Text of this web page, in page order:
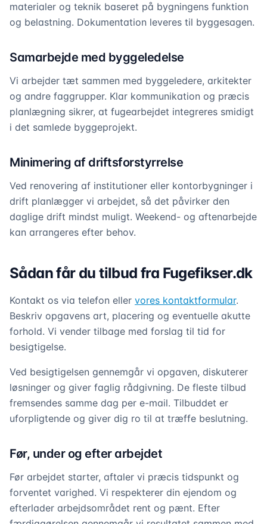
materialer og teknik baseret på bygningens funktion
og belastning. Dokumentation leveres til byggesagen.
Samarbejde med byggeledelse
Vi arbejder tæt sammen med byggeledere, arkitekter
og andre faggrupper. Klar kommunikation og præcis
planlægning sikrer, at fugearbejdet integreres smidigt
i det samlede byggeprojekt.
Minimering af driftsforstyrrelse
Ved renovering af institutioner eller kontorbygninger i
drift planlægger vi arbejdet, så det påvirker den
daglige drift mindst muligt. Weekend- og aftenarbejde
kan arrangeres efter behov.
Sådan får du tilbud fra Fugefikser.dk
Kontakt os via telefon eller vores kontaktformular.
Beskriv opgavens art, placering og eventuelle akutte
forhold. Vi vender tilbage med forslag til tid for
besigtigelse.
Ved besigtigelsen gennemgår vi opgaven, diskuterer
løsninger og giver faglig rådgivning. De fleste tilbud
fremsendes samme dag per e-mail. Tilbuddet er
uforpligtende og giver dig ro til at træffe beslutning.
Før, under og efter arbejdet
Før arbejdet starter, aftaler vi præcis tidspunkt og
forventet varighed. Vi respekterer din ejendom og
efterlader arbejdsområdet rent og pænt. Efter